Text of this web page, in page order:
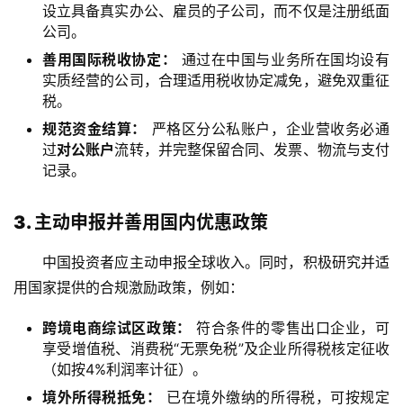
设立具备真实办公、雇员的子公司，而不仅是注册纸面
公司。
善用国际税收协定：
通过在中国与业务所在国均设有
实质经营的公司，合理适用税收协定减免，避免双重征
税。
规范资金结算：
严格区分公私账户，企业营收务必通
过对公账户流转，并完整保留合同、发票、物流与支付
记录。
3. 主动申报并善用国内优惠政策
中国投资者应主动申报全球收入。同时，积极研究并适
用国家提供的合规激励政策，例如：
跨境电商综试区政策：
符合条件的零售出口企业，可
享受增值税、消费税“无票免税”及企业所得税核定征收
（如按4%利润率计征）。
境外所得税抵免：
已在境外缴纳的所得税，可按规定